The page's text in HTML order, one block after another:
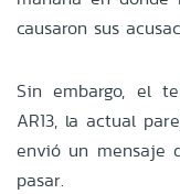
causaron sus
Sin embargo, el
AR13, la actual
envió un mensaje
pasar.